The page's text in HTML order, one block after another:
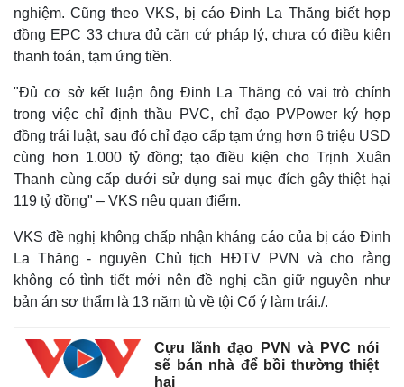
Bất động sản
Khởi nghiệp
Giá vàng
Tiêu dùng
Tỷ giá
Chứng khoán
Giá cà phê
nghiệm. Cũng theo VKS, bị cáo Đinh La Thăng biết hợp
đồng EPC 33 chưa đủ căn cứ pháp lý, chưa có điều kiện
thanh toán, tạm ứng tiền.
"Đủ cơ sở kết luận ông Đinh La Thăng có vai trò chính
trong việc chỉ định thầu PVC, chỉ đạo PVPower ký hợp
đồng trái luật, sau đó chỉ đạo cấp tạm ứng hơn 6 triệu USD
cùng hơn 1.000 tỷ đồng; tạo điều kiện cho Trịnh Xuân
Thanh cùng cấp dưới sử dụng sai mục đích gây thiệt hại
119 tỷ đồng" – VKS nêu quan điểm.
VKS đề nghị không chấp nhận kháng cáo của bị cáo Đinh
La Thăng - nguyên Chủ tịch HĐTV PVN và cho rằng
không có tình tiết mới nên đề nghị cần giữ nguyên như
bản án sơ thẩm là 13 năm tù về tội Cố ý làm trái./.
Cựu lãnh đạo PVN và PVC nói
sẽ bán nhà để bồi thường thiệt
hại